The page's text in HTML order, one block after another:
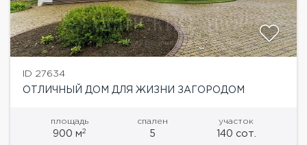
ID 27634
ОТЛИЧНЫЙ ДОМ ДЛЯ ЖИЗНИ ЗАГОРОДОМ
площадь
900 м2
спален
5
участок
140 сот.